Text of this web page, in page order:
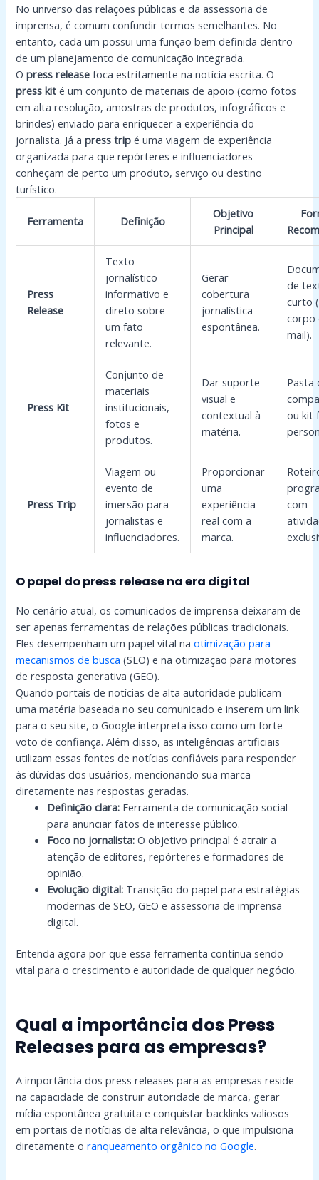
No universo das relações públicas e da assessoria de
imprensa, é comum confundir termos semelhantes. No
entanto, cada um possui uma função bem definida dentro
de um planejamento de comunicação integrada.
Opress release foca estritamente na notícia escrita. O
press kit é um conjunto de materiais de apoio (como fotos
em alta resolução, amostras de produtos, infográficos e
brindes) enviado para enriquecer a experiência do
jornalista. Já apress trip é uma viagem de experiência
organizada para que repórteres e influenciadores
conheçam de perto um produto, serviço ou destino
turístico.
Ferramenta Definição
Objetivo
Principal
Press
Release
Texto
jornalístico
informativo e
direto sobre
um fato
relevante.
Gerar
cobertura
jornalística
espontânea.
de
curto
corpo
mail).
Press Kit
Conjunto de
materiais
institucionais,
fotos e
produtos.
Dar suporte
visual e
contextual à
matéria.
Pasta
ou kit
Press Trip
Viagem ou
evento de
imersão para
jornalistas e
influenciadores.
Proporcionar
uma
experiência
real com a
marca.
com
O papel do press release na era digital
No cenário atual, os comunicados de imprensa deixaram de
ser apenas ferramentas de relações públicas tradicionais.
Eles desempenham um papel vital naotimização para
mecanismos de busca (SEO) e na otimização para motores
de resposta generativa (GEO).
Quando portais de notícias de alta autoridade publicam
uma matéria baseada no seu comunicado e inserem um link
para o seu site, o Google interpreta isso como um forte
voto de confiança. Além disso, as inteligências artificiais
utilizam essas fontes de notícias confiáveis para responder
às dúvidas dos usuários, mencionando sua marca
diretamente nas respostas geradas.
Definição clara: Ferramenta de comunicação social
para anunciar fatos de interesse público.
Foco no jornalista: O objetivo principal é atrair a
atenção de editores, repórteres e formadores de
opinião.
Evolução digital: Transição do papel para estratégias
modernas de SEO, GEO e assessoria de imprensa
digital.
Entenda agora por que essa ferramenta continua sendo
vital para o crescimento e autoridade de qualquer negócio.
Qual a importância dos Press
Releases para as empresas?
A importância dos press releases para as empresas reside
na capacidade de construir autoridade de marca, gerar
mídia espontânea gratuita e conquistar backlinks valiosos
em portais de notícias de alta relevância, o que impulsiona
diretamente oranqueamento orgânico no Google.